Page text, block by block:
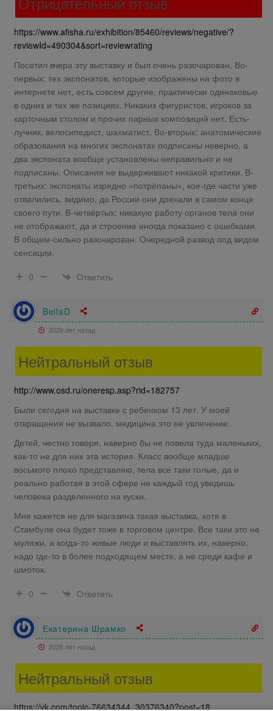
https://www.afisha.ru/exhibition/85460/reviews/negative/?
reviewId=490304&sort=reviewrating
Посетил вчера эту выставку и был очень разочарован. Во-
первых: тех экспонатов, которые изображены на фото в
интернете нет, есть совсем другие, практически одинаковые
в одних и тех же позициях. Никаких фигуристов, игроков за
карточным столом и прочих парных композиций нет. Есть-
лучник, велосипедист, шахматист. Во-вторых: анатомические
образования на многих экспонатах подписаны неверно, а
два экспоната вообще установлены неправильно и не
подписаны. Описания не выдерживают никакой критики. В-
третьих: экспонаты изрядно «потрёпаны», кое-где части уже
отвалились, видимо, до России они доехали в самом конце
своего пути. В-четвёртых: никакую работу органов тела они
не отображают, да и строение иногда показано с ошибками.
В общем-сильно разочарован. Очередной развод под видом
сенсации.
0
Ответить
BellaD
2026 лет назад
Нейтральный отзыв
http://www.osd.ru/oneresp.asp?rid=182757
Были сегодня на выставке с ребенком 13 лет. У моей
отвращения не вызвало, медицина это ее увлечение.
Детей, честно говоря, наверно бы не повела туда маленьких,
как-то не для них эта история. Класс вообще младше
восьмого плохо представляю, тела все таки голые, да и
реально работая в этой сфере не каждый год увидишь
человека разделенного на куски.
Мне кажется не для магазина такая выставка, хотя в
Стамбуле она будет тоже в торговом центре. Все таки это не
муляжи, а когда-то живые люди и выставлять их, наверно,
надо где-то в более подходящем месте, а не среди кафе и
шмоток.
0
Ответить
Екатерина Шрамко
2026 лет назад
Нейтральный отзыв
https://vk.com/topic-76634344_30376340?post=18